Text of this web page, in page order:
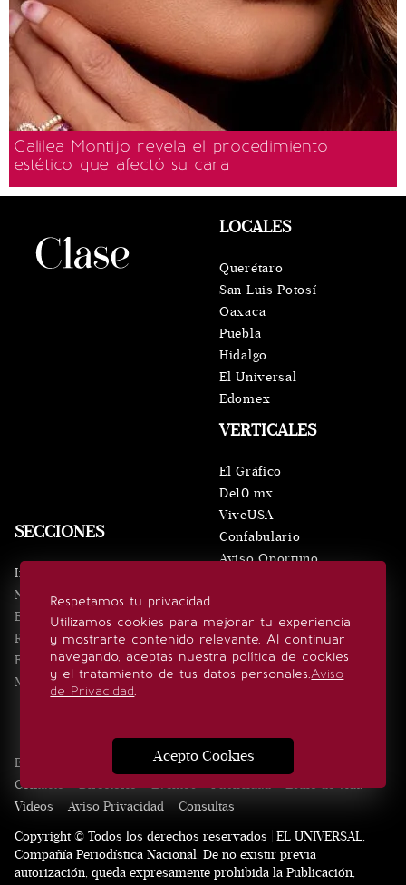
Galilea Montijo revela el procedimiento
estético que afectó su cara
Respetamos tu privacidad
Utilizamos cookies para mejorar tu experiencia
y mostrarte contenido relevante. Al continuar
navegando, aceptas nuestra política de cookies
y el tratamiento de tus datos personales.Aviso
de Privacidad.
Acepto Cookies
SECCIONES
Inicio
Noticias
Eventos
Realeza
Estilo de vida
Minuto x Minuto
VERTICALES
El Gráfico
De10.mx
ViveUSA
Confabulario
Aviso Oportuno
LOCALES
Querétaro
San Luis Potosí
Oaxaca
Puebla
Hidalgo
El Universal
Edomex
SÍGUENOS
Edición Impresa Noticias Quiénes somos
Contacto
Directorio Eventos Publicidad
Estilo de vida
Videos
Aviso Privacidad
Consultas
Copyright © Todos los derechos reservados | EL UNIVERSAL,
Compañía Periodística Nacional. De no existir previa
autorización, queda expresamente prohibida la Publicación,